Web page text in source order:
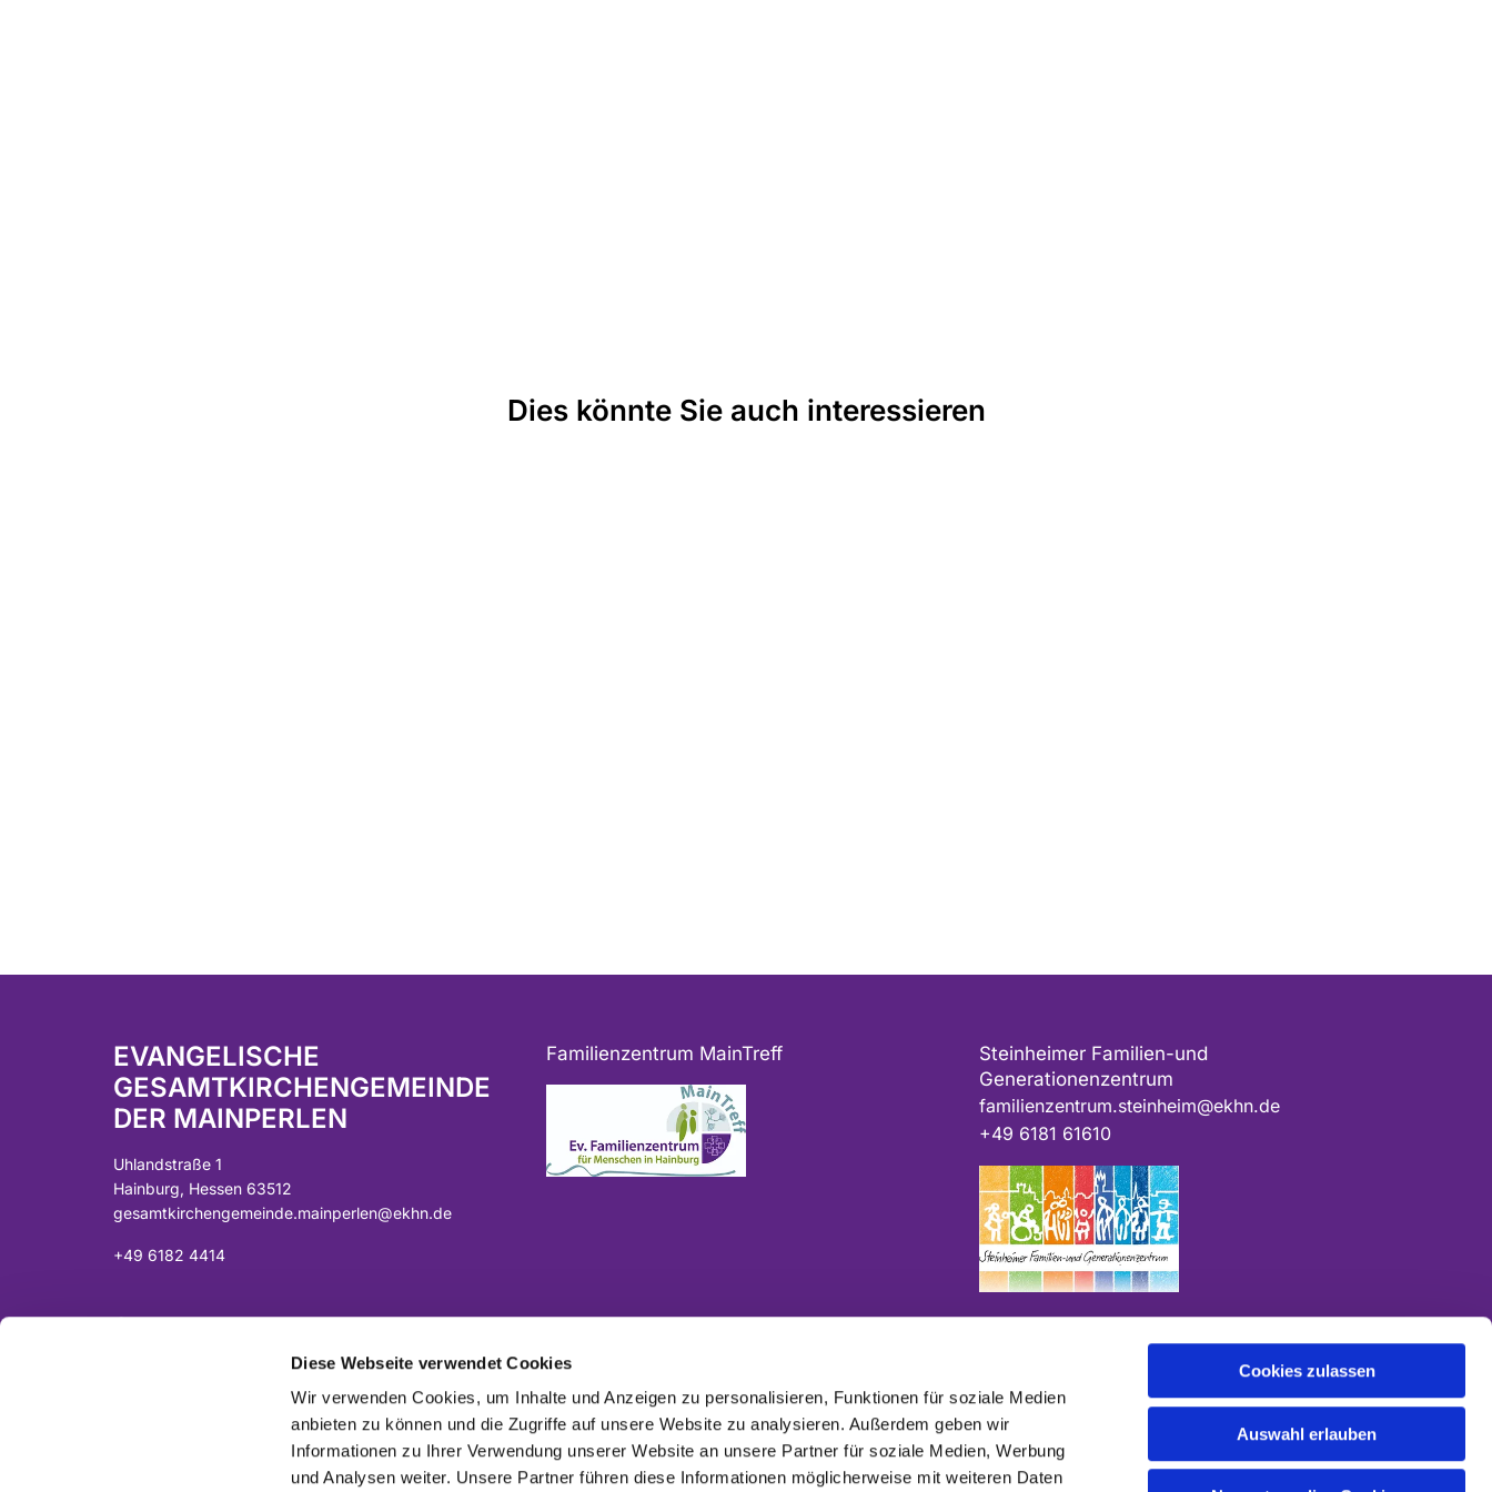
Diese Webseite verwendet Cookies
Wir verwenden Cookies, um Inhalte und Anzeigen zu personalisieren, Funktionen für soziale Medien
anbieten zu können und die Zugriffe auf unsere Website zu analysieren. Außerdem geben wir
Informationen zu Ihrer Verwendung unserer Website an unsere Partner für soziale Medien, Werbung
und Analysen weiter. Unsere Partner führen diese Informationen möglicherweise mit weiteren Daten
Cookies zulassen
Auswahl erlauben
Dies könnte Sie auch interessieren
EVANGELISCHE
GESAMTKIRCHENGEMEINDE
DER MAINPERLEN
Uhlandstraße 1
Hainburg, Hessen 63512
gesamtkirchengemeinde.mainperlen@ekhn.de
+49 6182 4414
Spendenkonto:
DE07 5065 2124 0001 0040 43
Sparkasse Langen-Seligenstadt
Familienzentrum MainTreff
ggf. das Projekt und/oder die Kirchengemeinde an.
Steinheimer Familien-und
Generationenzentrum
familienzentrum.steinheim@ekhn.de
+49 6181 61610